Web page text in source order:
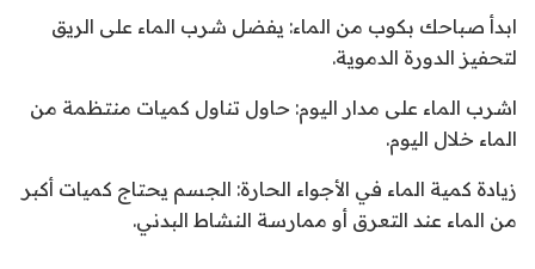
ابدأ صباحك بكوب من الماء: يفضل شرب الماء على الريق
لتحفيز الدورة الدموية.
اشرب الماء على مدار اليوم: حاول تناول كميات منتظمة من
الماء خلال اليوم.
زيادة كمية الماء في الأجواء الحارة: الجسم يحتاج كميات أكبر
من الماء عند التعرق أو ممارسة النشاط البدني.